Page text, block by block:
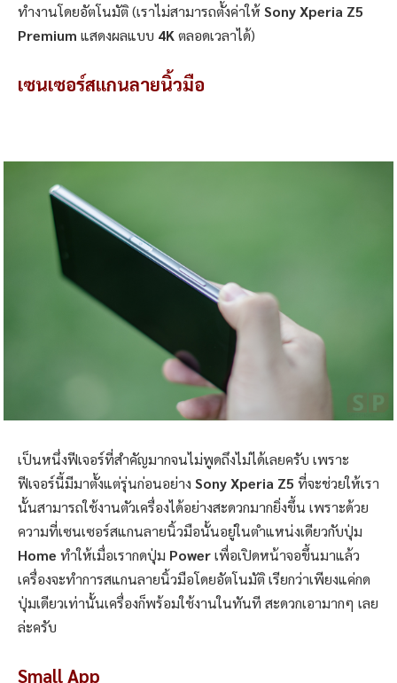
ทำงานโดยอัตโนมัติ (เราไม่สามารถตั้งค่าให้Sony Xperia Z5
Premium แสดงผลแบบ 4K ตลอดเวลาได้)
เซนเซอร์สแกนลายนิ้วมือ
เป็นหนึ่งฟีเจอร์ที่สำคัญมากจนไม่พูดถึงไม่ได้เลยครับ เพราะ
ฟีเจอร์นี้มีมาตั้งแต่รุ่นก่อนอย่าง Sony Xperia Z5 ที่จะช่วยให้เรา
นั้นสามารถใช้งานตัวเครื่องได้อย่างสะดวกมากยิ่งขึ้น เพราะด้วย
ความที่เซนเซอร์สแกนลายนิ้วมือนั้นอยู่ในตำแหน่งเดียวกับปุ่ม
Home ทำให้เมื่อเรากดปุ่ม Powerเพื่อเปิดหน้าจอขึ้นมาแล้ว
เครื่องจะทำการสแกนลายนิ้วมือโดยอัตโนมัติ เรียกว่าเพียงแค่กด
ปุ่มเดียวเท่านั้นเครื่องก็พร้อมใช้งานในทันที สะดวกเอามากๆ เลย
ล่ะครับ
Small App